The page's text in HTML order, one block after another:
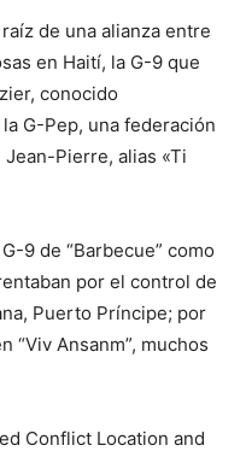
de una alianza entre
en Haití, la G-9 que
conocido
G-Pep, una federación
Pierre, alias «Ti
9 de “Barbecue” como
por el control de
Puerto Príncipe; por
“Viv Ansanm”, muchos
Conflict Location and